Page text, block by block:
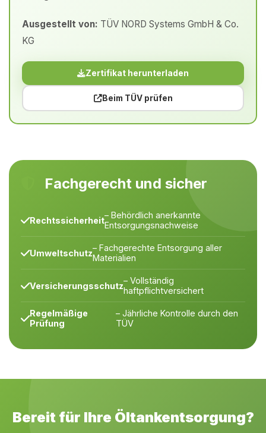
Ausgestellt von: TÜV NORD Systems GmbH & Co.
KG
Zertifikat herunterladen
Beim TÜV prüfen
Fachgerecht und sicher
Rechtssicherheit– Behördlich anerkannte
Entsorgungsnachweise
Umweltschutz– Fachgerechte Entsorgung aller
Materialien
Versicherungsschutz– Vollständig
haftpflichtversichert
Regelmäßige
Prüfung
– Jährliche Kontrolle durch den
TÜV
Bereit für Ihre Öltankentsorgung?